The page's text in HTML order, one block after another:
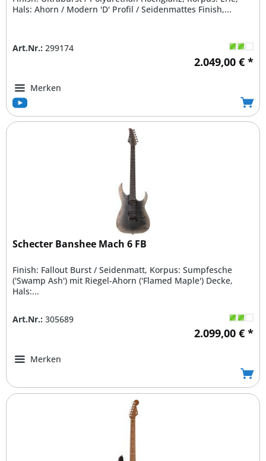
Hals: Ahorn / Modern 'D' Profil / Seidenmattes Finish,...
Art.Nr.: 299174
2.049,00 € *
Merken
Schecter Banshee Mach 6 FB
Finish: Fallout Burst / Seidenmatt, Korpus: Sumpfesche
('Swamp Ash') mit Riegel-Ahorn ('Flamed Maple') Decke,
Hals:...
Art.Nr.: 305689
2.099,00 € *
Merken